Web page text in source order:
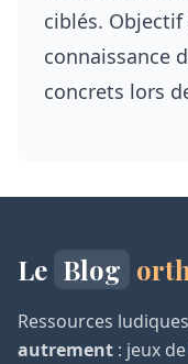
ciblés.
connaissance
concrets lors
Le Blog
Ressources
autrement : jeux